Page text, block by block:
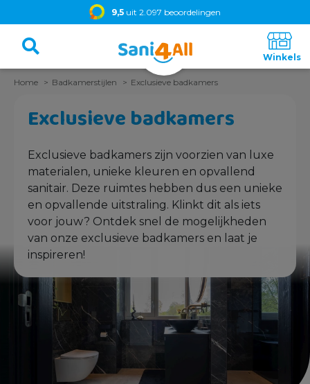
9,5 uit 2.097 beoordelingen
Home Badkamerstijlen Exclusieve badkamers
Exclusieve badkamers
Exclusieve badkamers zijn voorzien van luxe
materialen, unieke kleuren en opvallend
sanitair. Deze ruimtes hebben dus een unieke
en opvallende uitstraling. Klinkt dit als iets
voor jouw? Ontdek snel de mogelijkheden
van onze exclusieve badkamers en laat je
inspireren!